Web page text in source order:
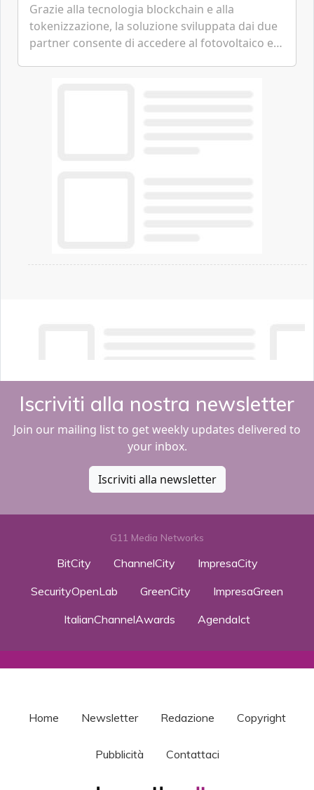
Grazie alla tecnologia blockchain e alla
tokenizzazione, la soluzione sviluppata dai due
partner consente di accedere al fotovoltaico e
Iscriviti alla nostra newsletter
Join our mailing list to get weekly updates delivered to
your inbox.
Iscriviti alla newsletter
G11 Media Networks
BitCity ChannelCity
ImpresaCity
SecurityOpenLab
GreenCity
ImpresaGreen
ItalianChannelAwards
AgendaIct
Home Newsletter Redazione Copyright
Pubblicità Contattaci